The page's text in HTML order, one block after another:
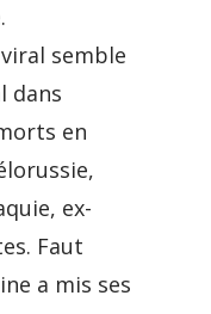
semble
dans
en
ex-
Faut
a mis ses